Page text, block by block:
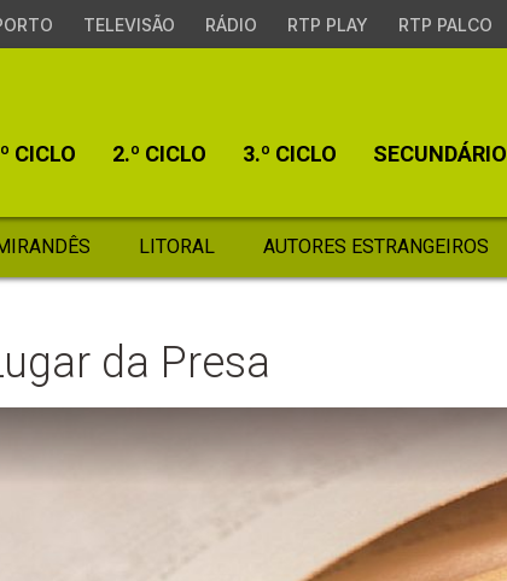
TELEVISÃO RÁDIO RTP PLAY RTP PALCO
CICLO 2.º CICLO 3.º CICLO SECUNDÁRIO
LITORAL AUTORES ESTRANGEIROS
da Presa